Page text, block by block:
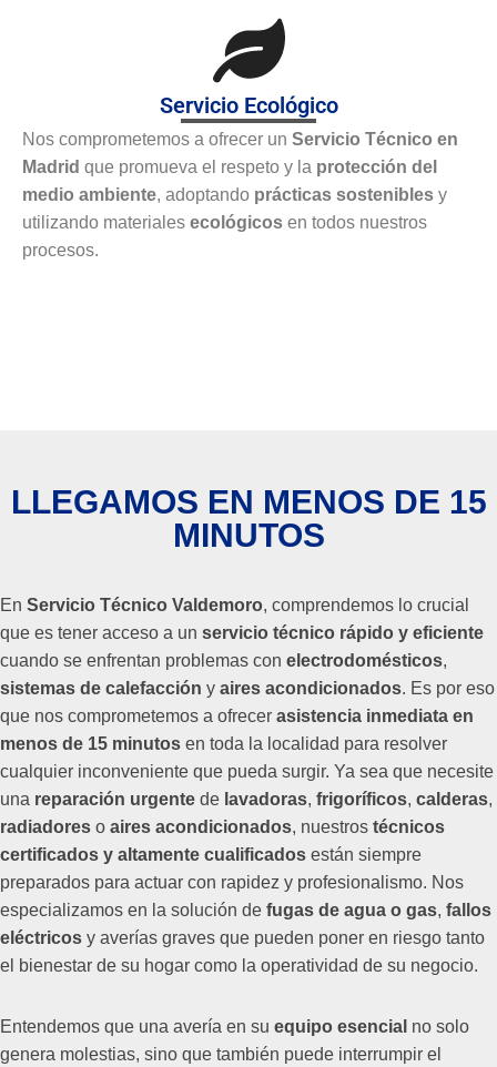
Servicio Ecológico
Nos comprometemos a ofrecer un Servicio Técnico en
Madrid que promueva el respeto y la protección del
medio ambiente, adoptando prácticas sostenibles y
utilizando materiales ecológicos en todos nuestros
procesos.
LLEGAMOS EN MENOS DE 15
MINUTOS
En Servicio Técnico Valdemoro, comprendemos lo crucial
que es tener acceso a un servicio técnico rápido y eficiente
cuando se enfrentan problemas con electrodomésticos,
sistemas de calefacción y aires acondicionados. Es por eso
que nos comprometemos a ofrecer asistencia inmediata en
menos de 15 minutos en toda la localidad para resolver
cualquier inconveniente que pueda surgir. Ya sea que necesite
una reparación urgente de lavadoras, frigoríficos, calderas,
radiadores o aires acondicionados, nuestros técnicos
certificados y altamente cualificados están siempre
preparados para actuar con rapidez y profesionalismo. Nos
especializamos en la solución de fugas de agua o gas, fallos
eléctricos y averías graves que pueden poner en riesgo tanto
el bienestar de su hogar como la operatividad de su negocio.
Entendemos que una avería en su equipo esencial no solo
genera molestias, sino que también puede interrumpir el